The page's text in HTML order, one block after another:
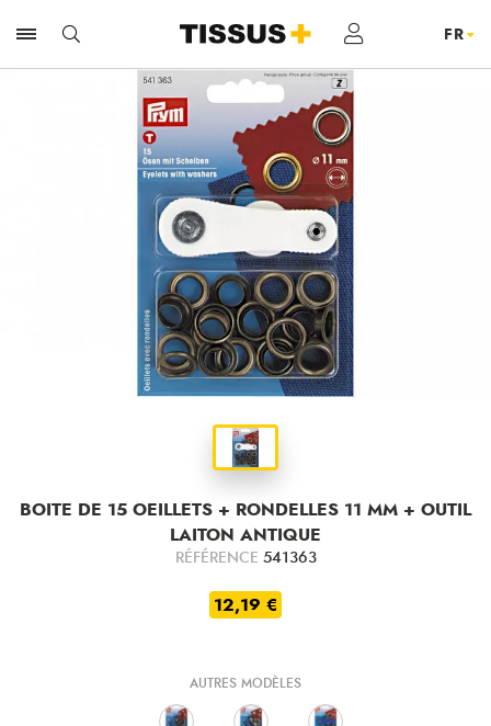
BOITE DE 15 OEILLETS + RONDELLES 11 MM + OUTIL
LAITON ANTIQUE
RÉFÉRENCE 541363
12,19 €
AUTRES MODÈLES